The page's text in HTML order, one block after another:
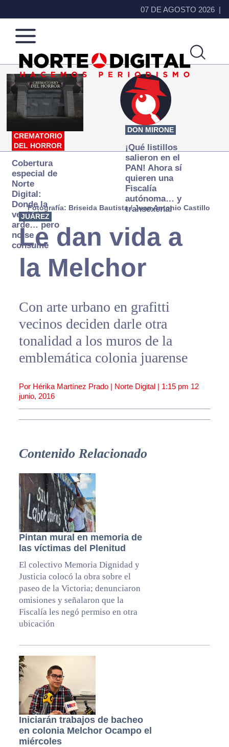
07 DE AGOSTO 2026
Norte
de
Ciudad
Más
que
noticias,
hacemos periodismo
CREMATORIO
DEL HORROR
Cobertura
especial de
Norte
Digital:
Donde la
verdad
arde… pero
no se
consume
DON MIRONE
¡Qué listillos
salieron en el
PAN! Ahora sí
quieren una
Fiscalía
autónoma… y
transexenal
Fotografía: Briseida Bautista / Juan Antonio Castillo
JUÁREZ
Le dan vida a
la Melchor
Con arte urbano en grafitti
vecinos deciden darle otra
tonalidad a los muros de la
emblemática colonia juarense
Por Hérika Martínez Prado | Norte Digital | 1:15 pm 12
junio, 2016
Contenido Relacionado
Pintan mural en memoria de
las víctimas del Plenitud
El colectivo Memoria Dignidad y
Justicia colocó la obra sobre el
paseo de la Victoria; denunciaron
omisiones y señalaron que la
Fiscalía les negó permiso en otra
ubicación
Iniciarán trabajos de bacheo
en colonia Melchor Ocampo el
miércoles